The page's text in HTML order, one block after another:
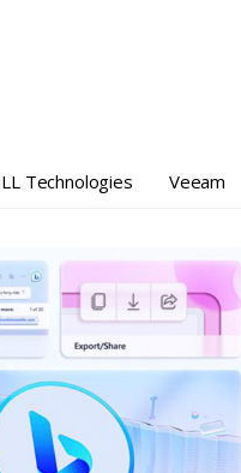
Technologies Veeam